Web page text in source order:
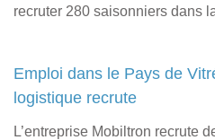
recruter 280 saisonniers dans
Emploi dans le Pays de
logistique recrute
L’entreprise Mobiltron recrute